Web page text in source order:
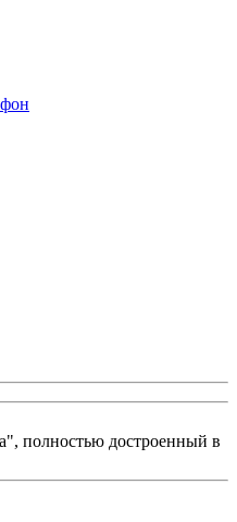
полностью достроенный в